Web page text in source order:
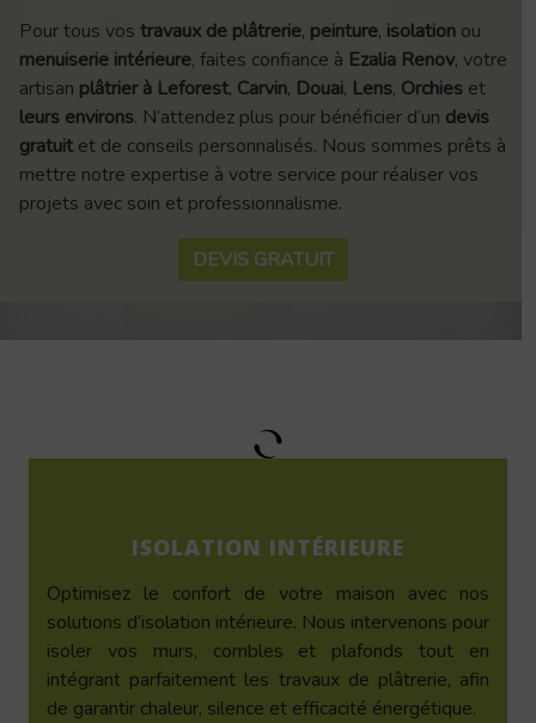
Pour tous vos travaux de plâtrerie, peinture, isolation ou
menuiserie intérieure, faites confiance à Ezalia Renov, votre
artisan plâtrier à Leforest, Carvin, Douai, Lens, Orchies et
leurs environs. N’attendez plus pour bénéficier d’un devis
gratuit et de conseils personnalisés. Nous sommes prêts à
mettre notre expertise à votre service pour réaliser vos
projets avec soin et professionnalisme.
DEVIS GRATUIT
ISOLATION INTÉRIEURE
Optimisez le confort de votre maison avec nos
solutions d’isolation intérieure. Nous intervenons pour
isoler vos murs, combles et plafonds tout en
intégrant parfaitement les travaux de plâtrerie, afin
de garantir chaleur, silence et efficacité énergétique.